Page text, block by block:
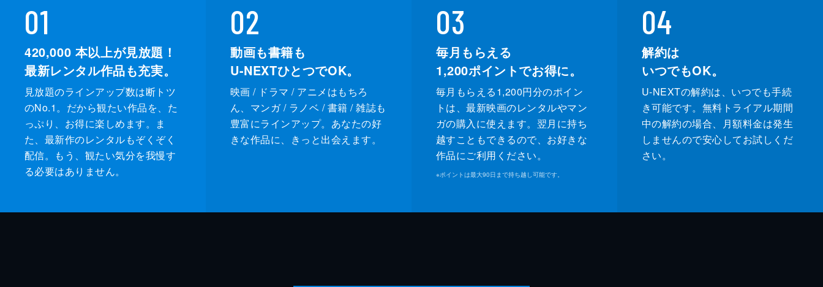
01
420,000 本以上が見放題！
最新レンタル作品も充実。
見放題のラインアップ数は断トツ
のNo.1。だから観たい作品を、た
っぷり、お得に楽しめます。ま
た、最新作のレンタルもぞくぞく
配信。もう、観たい気分を我慢す
る必要はありません。
02
動画も書籍も
U-NEXTひとつでOK。
映画 / ドラマ / アニメはもちろ
ん、マンガ / ラノベ / 書籍 / 雑誌も
豊富にラインアップ。あなたの好
きな作品に、きっと出会えます。
03
毎月もらえる
1,200ポイントでお得に。
毎月もらえる1,200円分のポイン
トは、最新映画のレンタルやマン
ガの購入に使えます。翌月に持ち
越すこともできるので、お好きな
作品にご利用ください。
※ポイントは最大90日まで持ち越し可能です。
04
解約は
いつでもOK。
U-NEXTの解約は、いつでも手続
き可能です。無料トライアル期間
中の解約の場合、月額料金は発生
しませんので安心してお試しくだ
さい。